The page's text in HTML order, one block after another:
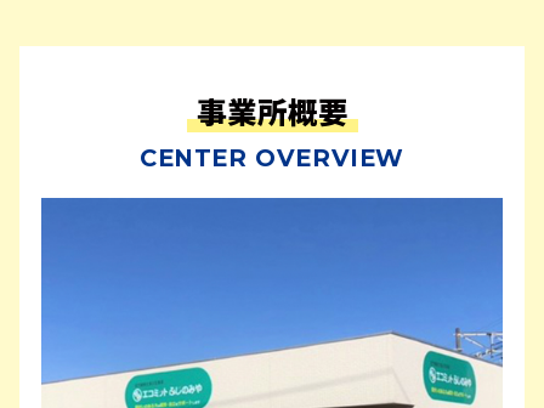
事業所概要
CENTER OVERVIEW